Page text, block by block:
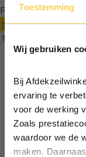
Toestemming
Wij gebruiken
Bij
ervaring te
voor de werking
Zoals
waardoor we de
maken.
Producten
Filter
Schrijf je in voor
Schrijf je in
Vul je e-
Particulier